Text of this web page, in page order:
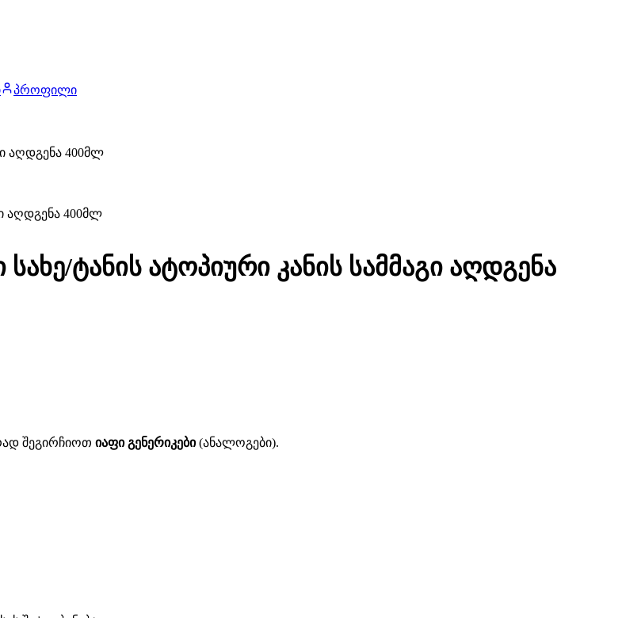
პროფილი
აღდგენა 400მლ
ტანის ატოპიური კანის სამმაგი აღდგენა
შეგირჩიოთ იაფი გენერიკები(ანალოგები).